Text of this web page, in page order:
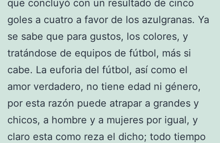
que concluyó con un resultado de cinco
goles a cuatro a favor de los azulgranas. Ya
se sabe que para gustos, los colores, y
tratándose de equipos de fútbol, más si
cabe. La euforia del fútbol, así como el
amor verdadero, no tiene edad ni género,
por esta razón puede atrapar a grandes y
chicos, a hombre y a mujeres por igual, y
claro esta como reza el dicho; todo tiempo